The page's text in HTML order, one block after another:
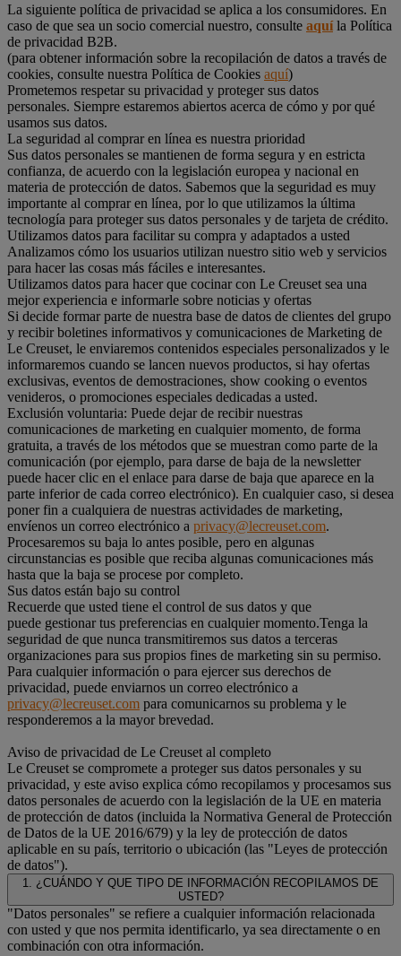
La siguiente política de privacidad se aplica a los consumidores. En
caso de que sea un socio comercial nuestro, consulte aquíla Política
de privacidad B2B.
(para obtener información sobre la recopilación de datos a través de
cookies, consulte nuestra Política de Cookies aquí)
Prometemos respetar su privacidad y proteger sus datos
personales. Siempre estaremos abiertos acerca de cómo y por qué
usamos sus datos.
La seguridad al comprar en línea es nuestra prioridad
Sus datos personales se mantienen de forma segura y en estricta
confianza, de acuerdo con la legislación europea y nacional en
materia de protección de datos. Sabemos que la seguridad es muy
importante al comprar en línea, por lo que utilizamos la última
tecnología para proteger sus datos personales y de tarjeta de crédito.
Utilizamos datos para facilitar su compra y adaptados a usted
Analizamos cómo los usuarios utilizan nuestro sitio web y servicios
para hacer las cosas más fáciles e interesantes.
Utilizamos datos para hacer que cocinar con Le Creuset sea una
mejor experiencia e informarle sobre noticias y ofertas
Si decide formar parte de nuestra base de datos de clientes del grupo
y recibir boletines informativos y comunicaciones de Marketing de
Le Creuset, le enviaremos contenidos especiales personalizados y le
informaremos cuando se lancen nuevos productos, si hay ofertas
exclusivas, eventos de demostraciones, show cooking o eventos
venideros, o promociones especiales dedicadas a usted.
Exclusión voluntaria: Puede dejar de recibir nuestras
comunicaciones de marketing en cualquier momento, de forma
gratuita, a través de los métodos que se muestran como parte de la
comunicación (por ejemplo, para darse de baja de la newsletter
puede hacer clic en el enlace para darse de baja que aparece en la
parte inferior de cada correo electrónico). En cualquier caso, si desea
poner fin a cualquiera de nuestras actividades de marketing,
envíenos un correo electrónico a privacy@lecreuset.com.
Procesaremos su baja lo antes posible, pero en algunas
circunstancias es posible que reciba algunas comunicaciones más
hasta que la baja se procese por completo.
Sus datos están bajo su control
Recuerde que usted tiene el control de sus datos y que
puede gestionar tus preferencias en cualquier momento.Tenga la
seguridad de que nunca transmitiremos sus datos a terceras
organizaciones para sus propios fines de marketing sin su permiso.
Para cualquier información o para ejercer sus derechos de
privacidad, puede enviarnos un correo electrónico a
privacy@lecreuset.com para comunicarnos su problema y le
responderemos a la mayor brevedad.
Aviso de privacidad de Le Creuset al completo
Le Creuset se compromete a proteger sus datos personales y su
privacidad, y este aviso explica cómo recopilamos y procesamos sus
datos personales de acuerdo con la legislación de la UE en materia
de protección de datos (incluida la Normativa General de Protección
de Datos de la UE 2016/679) y la ley de protección de datos
aplicable en su país, territorio o ubicación (las "Leyes de protección
de datos").
1. ¿CUÁNDO Y QUE TIPO DE INFORMACIÓN RECOPILAMOS DE
USTED?
"Datos personales" se refiere a cualquier información relacionada
con usted y que nos permita identificarlo, ya sea directamente o en
combinación con otra información.